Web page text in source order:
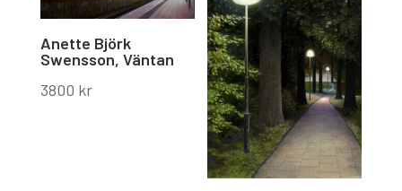
Anette Björk
Swensson, Väntan
3800 kr